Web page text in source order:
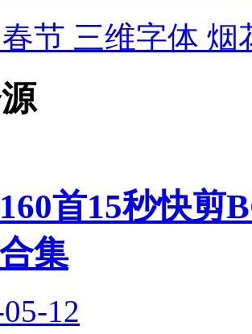
春节 三维字体 烟
首15秒快剪
集
12